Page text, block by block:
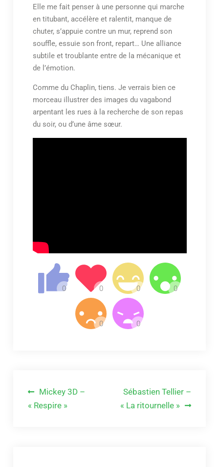
Elle me fait penser à une personne qui marche
en titubant, accélère et ralentit, manque de
chuter, s’appuie contre un mur, reprend son
souffle, essuie son front, repart… Une alliance
subtile et troublante entre de la mécanique et
de l’émotion.
Comme du Chaplin, tiens. Je verrais bien ce
morceau illustrer des images du vagabond
arpentant les rues à la recherche de son repas
du soir, ou d’une âme sœur.
Navigation
de
Mickey 3D –
« Respire »
Sébastien Tellier –
« La ritournelle »